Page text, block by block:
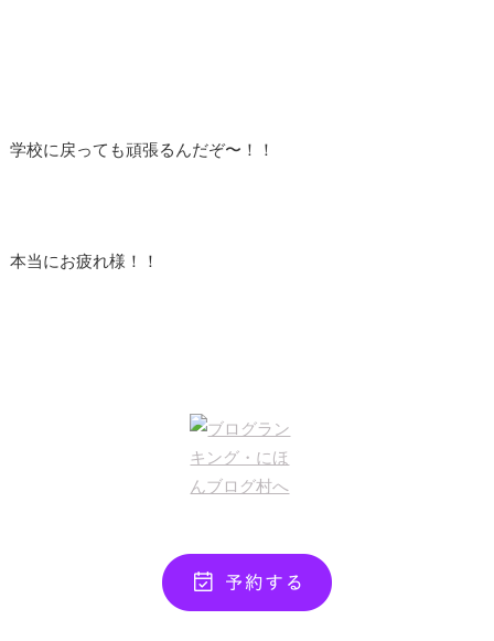
学校に戻っても頑張るんだぞ〜！！
本当にお疲れ様！！